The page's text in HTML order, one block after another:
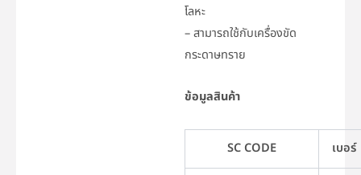
โลหะ
– สามารถใช้กับเครื่องขัด
กระดาษทราย
ข้อมูลสินค้า
SC CODE เบอร์